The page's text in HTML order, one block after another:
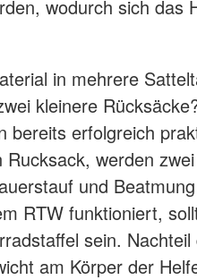
wodurch sich das
in mehrere
kleinere
bereits erfolgreich
werden
und
RTW funktioniert,
sein.
am Körper der